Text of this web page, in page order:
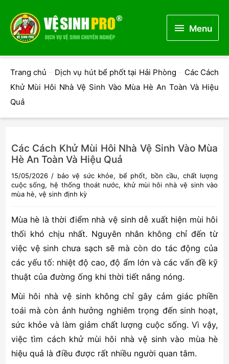
MenuMenu
Trang chủ - Dịch vụ hút bể phốt tại Hải Phòng - Các Cách
Khử Mùi Hôi Nhà Vệ Sinh Vào Mùa Hè An Toàn Và Hiệu
Quả
Các Cách Khử Mùi Hôi Nhà Vệ Sinh Vào Mùa
Hè An Toàn Và Hiệu Quả
15/05/2026/ bảo vệ sức khỏe, bể phốt, bồn cầu, chất lượng
cuộc sống, hệ thống thoát nước, khử mùi hôi nhà vệ sinh vào
mùa hè, vệ sinh định kỳ
Mùa hè là thời điểm nhà vệ sinh dễ xuất hiện mùi hôi
thối khó chịu nhất. Nguyên nhân không chỉ đến từ
việc vệ sinh chưa sạch sẽ mà còn do tác động của
các yếu tố: nhiệt độ cao, độ ẩm lớn và các vấn đề kỹ
thuật của đường ống khi thời tiết nắng nóng.
Mùi hôi nhà vệ sinh không chỉ gây cảm giác phiền
toái mà còn ảnh hưởng nghiêm trọng đến sinh hoạt,
sức khỏe và làm giảm chất lượng cuộc sống. Vì vậy,
việc tìm cách khử mùi hôi nhà vệ sinh vào mùa hè
hiệu quả là điều được rất nhiều người quan tâm.